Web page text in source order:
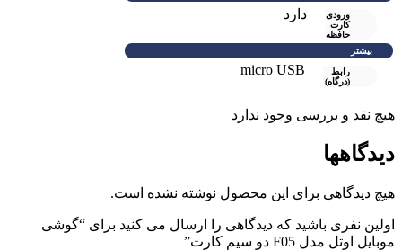
ورودی
کارت
حافظه
دارد
بیشتر
رابط
(درگاه)
micro USB
هیچ نقد و بررسی وجود ندارد
دیدگاهها
هیچ دیدگاهی برای این محصول نوشته نشده است.
اولین نفری باشید که دیدگاهی را ارسال می کنید برای “گوشی
موبایل اوتل مدل F05 دو سیم کارت”